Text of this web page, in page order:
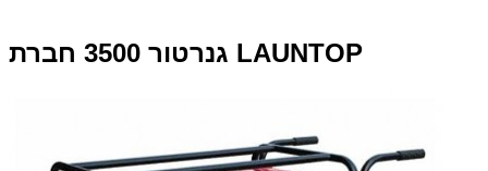
גנרטור 3500 חברת LAUNTOP